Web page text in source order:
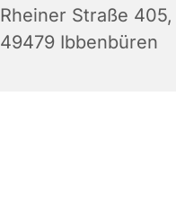
Rheiner Straße 405,
49479 Ibbenbüren